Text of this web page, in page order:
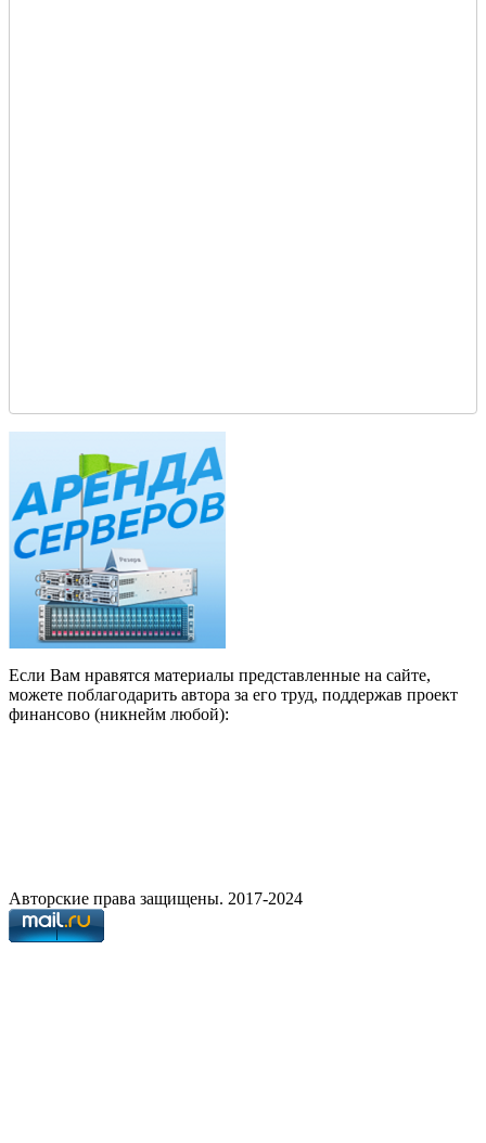
Если Вам нравятся материалы представленные на сайте,
можете поблагодарить автора за его труд, поддержав проект
финансово (никнейм любой):
Авторские права защищены. 2017-2024